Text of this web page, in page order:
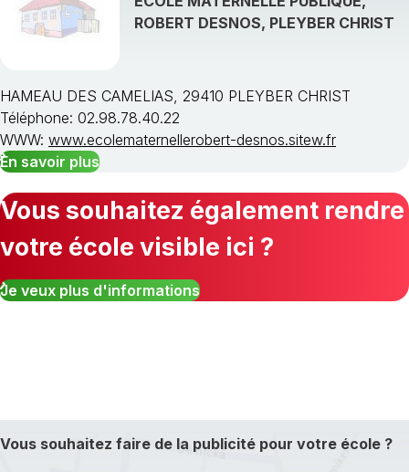
ROBERT DESNOS, PLEYBER CHRIST
HAMEAU DES CAMELIAS, 29410 PLEYBER CHRIST
Téléphone: 02.98.78.40.22
WWW: www.ecolematernellerobert-desnos.sitew.fr
En savoir plus
Vous souhaitez également rendre
votre école visible ici ?
Je veux plus d'informations
Vous souhaitez faire de la publicité pour votre école ?